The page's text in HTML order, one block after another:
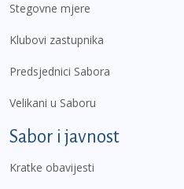
Stegovne mjere
Klubovi zastupnika
Predsjednici Sabora
Velikani u Saboru
Sabor i javnost
Kratke obavijesti